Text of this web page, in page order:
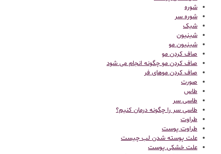
شوره
شوره سر
شیک
شینیون
شینیون مو
صاف کردن مو
صاف کردن مو چگونه انجام می شود
صاف کردن موهای فر
صورت
طاس
طاسی سر
طاسی سر را چگونه درمان کنیم؟
طراوت
طراوت پوست
علت پوسته شدن لب چیست
علت خشکی پوست